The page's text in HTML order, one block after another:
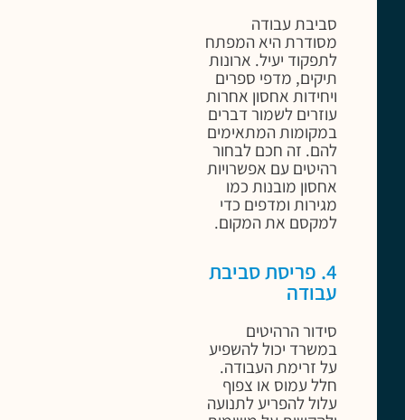
סביבת עבודה
מסודרת היא המפתח
לתפקוד יעיל. ארונות
תיקים, מדפי ספרים
ויחידות אחסון אחרות
עוזרים לשמור דברים
במקומות המתאימים
להם. זה חכם לבחור
רהיטים עם אפשרויות
אחסון מובנות כמו
מגירות ומדפים כדי
למקסם את המקום.
4. פריסת סביבת
עבודה
סידור הרהיטים
במשרד יכול להשפיע
על זרימת העבודה.
חלל עמוס או צפוף
עלול להפריע לתנועה